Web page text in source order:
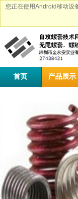
您正在使用Android移动设
首页 产品展示